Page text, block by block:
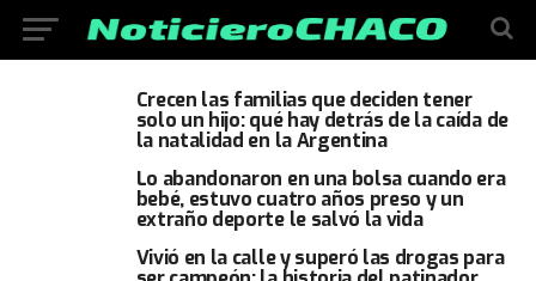
Crecen las familias que deciden tener
solo un hijo: qué hay detrás de la caída de
la natalidad en la Argentina
Lo abandonaron en una bolsa cuando era
bebé, estuvo cuatro años preso y un
extraño deporte le salvó la vida
Vivió en la calle y superó las drogas para